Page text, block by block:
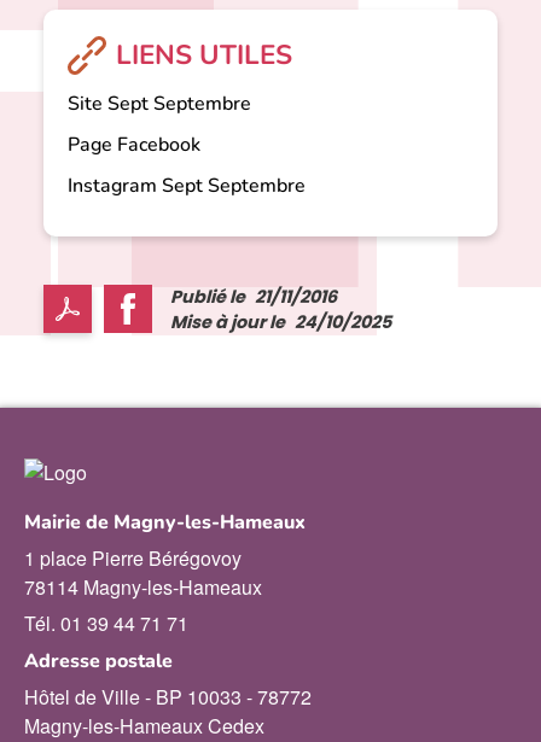
LIENS UTILES
Site Sept Septembre
Page Facebook
Instagram Sept Septembre
Publié le 21/11/2016
Mise à jour le 24/10/2025
Mairie de Magny-les-Hameaux
1 place Pierre Bérégovoy
78114 Magny-les-Hameaux
Tél. 01 39 44 71 71
Adresse postale
Hôtel de Ville - BP 10033 - 78772
Magny-les-Hameaux Cedex